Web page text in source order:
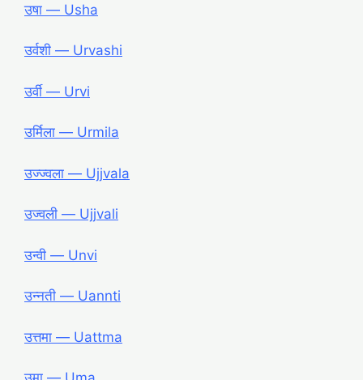
उषा ― Usha
उर्वशी ― Urvashi
उर्वी ― Urvi
उर्मिला ― Urmila
उज्ज्वला ― Ujjvala
उज्वली ― Ujjvali
उन्वी ― Unvi
उन्नती ― Uannti
उत्तमा ― Uattma